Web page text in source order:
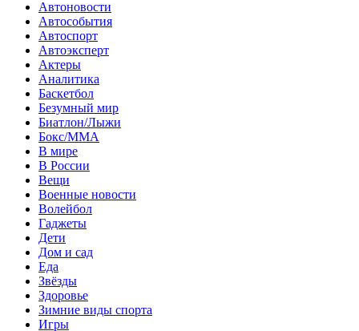
Автоновости
Автособытия
Автоспорт
Автоэксперт
Актеры
Аналитика
Баскетбол
Безумный мир
Биатлон/Лыжи
Бокс/MMA
В мире
В России
Вещи
Военные новости
Волейбол
Гаджеты
Дети
Дом и сад
Еда
Звёзды
Здоровье
Зимние виды спорта
Игры